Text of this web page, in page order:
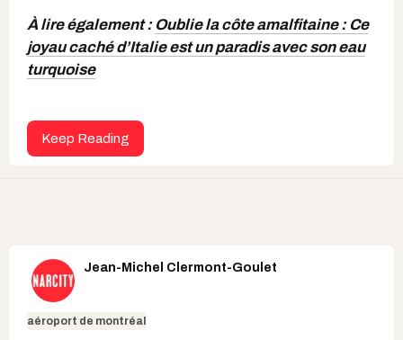
À lire également : Oublie la côte amalfitaine : Ce
joyau caché d’Italie est un paradis avec son eau
turquoise
Keep Reading
Jean-Michel Clermont-Goulet
aéroport de montréal